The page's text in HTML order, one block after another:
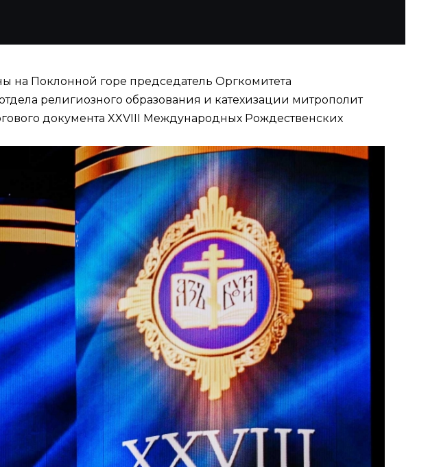
на Поклонной горе председатель Оргкомитета
религиозного образования и катехизации митрополит
документа XXVIII Международных Рождественских